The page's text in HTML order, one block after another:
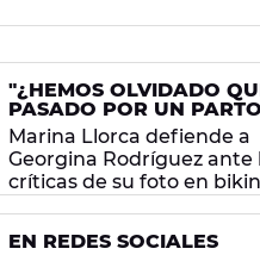
"¿HEMOS OLVIDADO
PASADO POR UN
Marina Llorca defiende a
Georgina Rodríguez ante
críticas de su foto en
EN REDES SOCIALES